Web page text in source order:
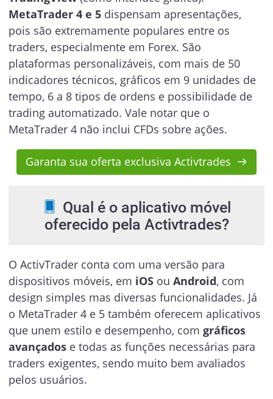
MetaTrader 4 e 5dispensam apresentações,
pois são extremamente populares entre os
traders, especialmente em Forex. São
plataformas personalizáveis, com mais de 50
indicadores técnicos, gráficos em 9 unidades de
tempo, 6 a 8 tipos de ordens e possibilidade de
trading automatizado. Vale notar que o
MetaTrader 4 não inclui CFDs sobre ações.
Garanta sua oferta exclusiva Activtrades
Qual é o aplicativo móvel
oferecido pela Activtrades?
O ActivTrader conta com uma versão para
dispositivos móveis, em iOSou Android, com
design simples mas diversas funcionalidades. Já
o MetaTrader 4 e 5 também oferecem aplicativos
que unem estilo e desempenho, com gráficos
avançadose todas as funções necessárias para
traders exigentes, sendo muito bem avaliados
pelos usuários.